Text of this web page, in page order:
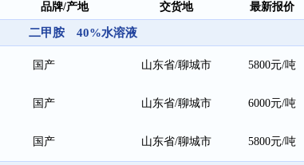
品牌/产地 交货地 最新报价
二甲胺 40%水溶液
国产 山东省/聊城市 5800元/吨
国产 山东省/聊城市 6000元/吨
国产 山东省/聊城市 5800元/吨